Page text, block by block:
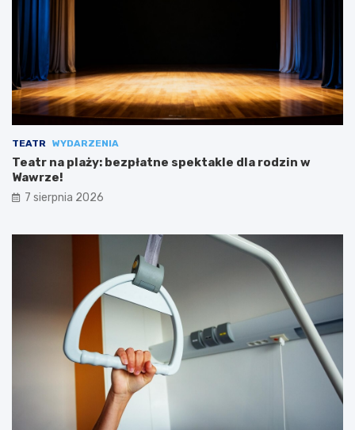
TEATR WYDARZENIA
Teatr na plaży: bezpłatne spektakle dla rodzin w
Wawrze!
7 sierpnia 2026